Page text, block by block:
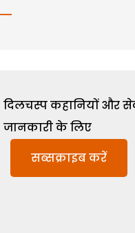
दिलचस्प कहानियों और
जानकारी के लिए
सब्सक्राइब करें